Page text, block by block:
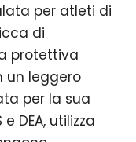
per atleti di
di
protettiva
un leggero
per la sua
DEA, utilizza